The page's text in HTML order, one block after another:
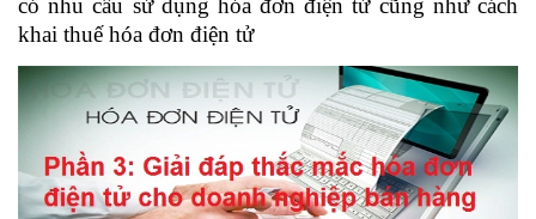
có nhu cầu sử dụng hóa đơn điện tử cũng như cách
khai thuế hóa đơn điện tử